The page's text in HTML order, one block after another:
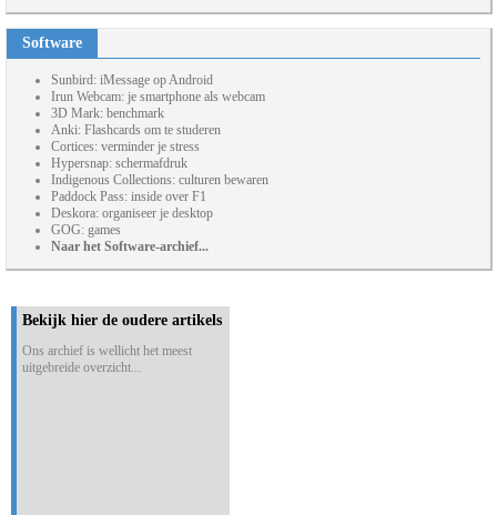
Software
Sunbird: iMessage op Android
Irun Webcam: je smartphone als webcam
3D Mark: benchmark
Anki: Flashcards om te studeren
Cortices: verminder je stress
Hypersnap: schermafdruk
Indigenous Collections: culturen bewaren
Paddock Pass: inside over F1
Deskora: organiseer je desktop
GOG: games
Naar het Software-archief...
Bekijk hier de oudere artikels
Ons archief is wellicht het meest
uitgebreide overzicht...